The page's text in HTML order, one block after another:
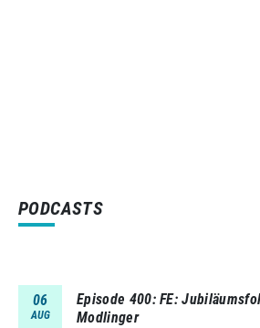
PODCASTS
06
AUG
Episode 400 FE:
Modlinger